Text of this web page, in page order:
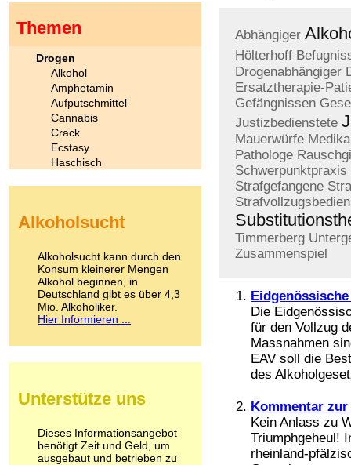
Abhängiger
Hölterhoff
Drogenabhängiger
Ersatztherapie-
Gefängnissen
Justizbedienstete
Mauerwürfe
Pathologe
Schwerpunktpraxis
Strafgefangene
Timmerberg
Zusammenspiel
Die
für den Vollzug
Massnahmen
EAV soll die
des
Kommentar
Kein Anlass zu
Triumphgeheul!
rheinland-
Themen
Drogen
Alkohol
Amphetamin
Aufputschmittel
Cannabis
Crack
Ecstasy
Haschisch
Kokain
LSD
Marihuana
Medikamente
Meskalin
Metamphetamin
Methadon
Pilze
Psychopharmaka
Schlafmittel
Schmerzmittel
Alkoholsucht
Alkoholsucht kann durch den
Konsum kleinerer Mengen
Alkohol beginnen, in
Deutschland gibt es über 4,3
Mio. Alkoholiker.
Hier Informieren ...
Unterstütze uns
Dieses Informationsangebot
benötigt Zeit und Geld, um
ausgebaut und betrieben zu